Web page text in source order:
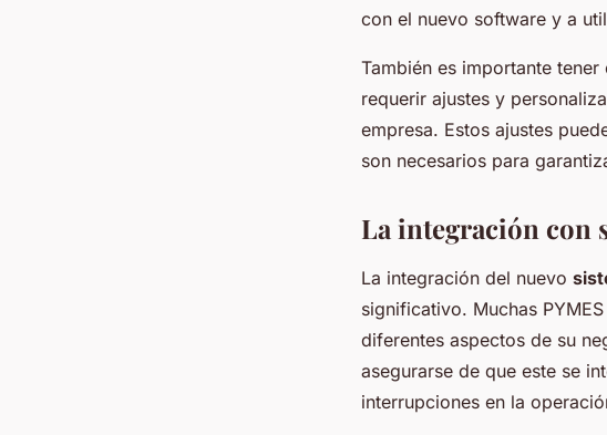
con el nuevo software y a
También es importante
requerir ajustes y
empresa. Estos ajustes
son necesarios para
La integración con
La integración del nuevo
significativo. Muchas
diferentes aspectos de su
asegurarse de que este se
interrupciones en la